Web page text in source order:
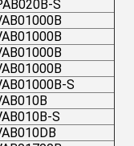
S
S
S